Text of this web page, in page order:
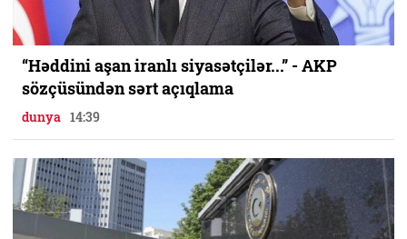
“Həddini aşan iranlı siyasətçilər...” - AKP
sözçüsündən sərt açıqlama
dunya 14:39